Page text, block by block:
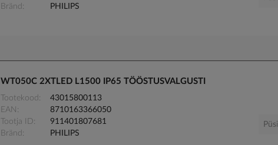
Bränd
PHILIPS
WT050C 2XTLED L1500 IP65 TÖÖSTUSVALGUSTI
Tootekood
43015800113
EAN
8710163366050
Tootja ID
911401807681
Bränd
PHILIPS